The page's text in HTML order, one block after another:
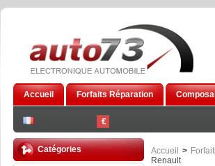
€
Accueil Forfaits Réparation
Catégories Accueil >
Renault